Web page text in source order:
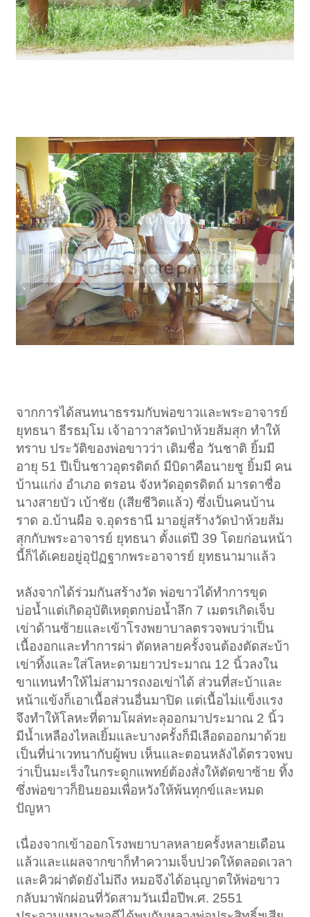
จากการได้สนทนาธรรมกับพ่อขาวและพระอาจารย์
ยุทธนา ธีรธมฺโม เจ้าอาวาสวัดป่าห้วยส้มสุก ทำให้
ทราบ ประวัติของพ่อขาวว่า เดิมชื่อ วันชาติ ยิ้มมี
อายุ 51 ปีเป็นชาวอุตรดิตถ์ มีบิดาคือนายชู ยิ้มมี คน
บ้านแก่ง อำเภอ ตรอน จังหวัดอุตรดิตถ์ มารดาชื่อ
นางสายบัว เบ้าชัย (เสียชีวิตแล้ว) ซึ่งเป็นคนบ้าน
ราด อ.บ้านผือ จ.อุดรธานี มาอยู่สร้างวัดป่าห้วยส้ม
สุกกับพระอาจารย์ ยุทธนา ตั้งแต่ปี 39 โดยก่อนหน้า
นี้ก็ได้เคยอยู่อุปัฏฐากพระอาจารย์ ยุทธนามาแล้ว
หลังจากได้ร่วมกันสร้างวัด พ่อขาวได้ทำการขุด
บ่อน้ำแต่เกิดอุบัติเหตุตกบ่อน้ำลึก 7 เมตรเกิดเจ็บ
เข่าด้านซ้ายและเข้าโรงพยาบาลตรวจพบว่าเป็น
เนื้องอกและทำการผ่า ตัดหลายครั้งจนต้องตัดสะบ้า
เข่าทิ้งและใส่โลหะดามยาวประมาณ 12 นิ้วลงใน
ขาแทนทำให้ไม่สามารถงอเข่าได้ ส่วนที่สะบ้าและ
หน้าแข้งก็เอาเนื้อส่วนอื่นมาปิด แต่เนื้อไม่แข็งแรง
จึงทำให้โลหะที่ดามโผล่ทะลุออกมาประมาณ 2 นิ้ว
มีน้ำเหลืองไหลเยิ้มและบางครั้งก็มีเลือดออกมาด้วย
เป็นที่น่าเวทนากับผู้พบ เห็นและตอนหลังได้ตรวจพบ
ว่าเป็นมะเร็งในกระดูกแพทย์ต้องสั่งให้ตัดขาซ้าย ทิ้ง
ซึ่งพ่อขาวก็ยินยอมเพื่อหวังให้พ้นทุกข์และหมด
ปัญหา
เนื่องจากเข้าออกโรงพยาบาลหลายครั้งหลายเดือน
แล้วและแผลจากขาก็ทำความเจ็บปวดให้ตลอดเวลา
และคิวผ่าตัดยังไม่ถึง หมอจึงได้อนุญาตให้พ่อขาว
กลับมาพักผ่อนที่วัดสามวันเมื่อปีพ.ศ. 2551